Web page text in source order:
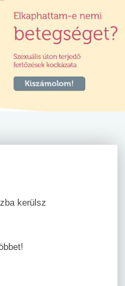
kerülsz